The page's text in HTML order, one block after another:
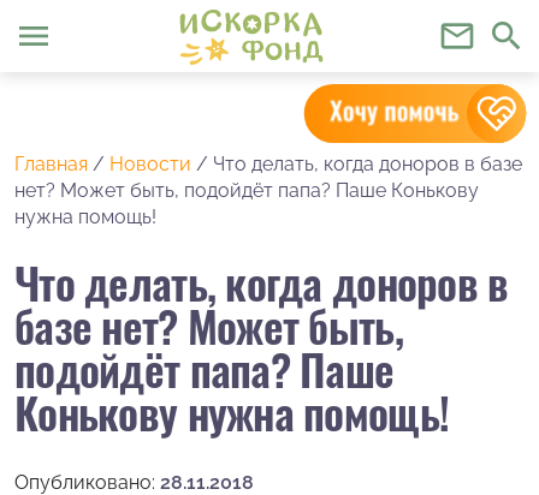
menu mail_outline search
Главная / Новости / Что делать, когда доноров в базе
нет? Может быть, подойдёт папа? Паше Конькову
нужна помощь!
Что делать, когда доноров в
базе нет? Может быть,
подойдёт папа? Паше
Конькову нужна помощь!
Опубликовано: 28.11.2018